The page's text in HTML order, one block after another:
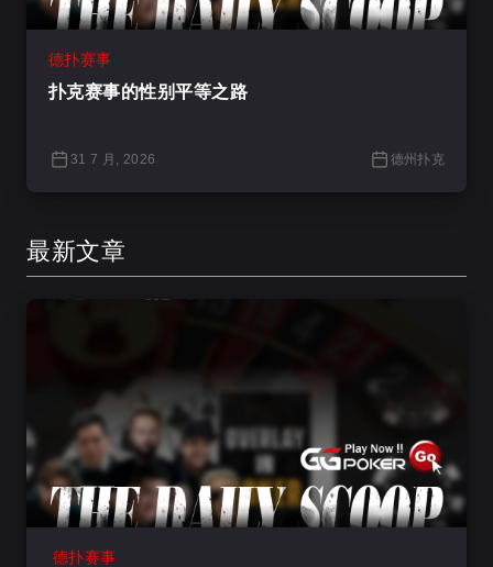
德扑赛事
扑克赛事的性别平等之路
31 7 月, 2026 德州扑克
最新文章
德扑赛事